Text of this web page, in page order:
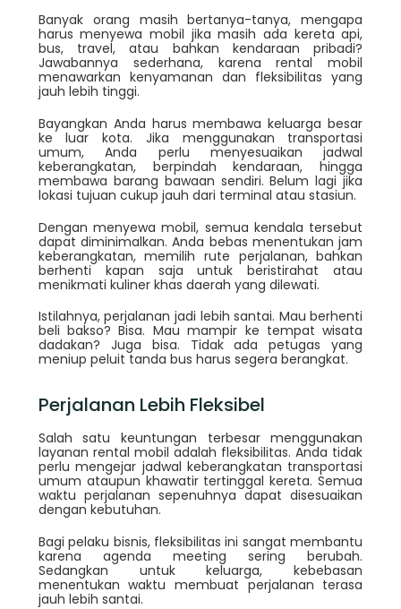
Banyak orang masih bertanya-tanya, mengapa
harus menyewa mobil jika masih ada kereta api,
bus, travel, atau bahkan kendaraan pribadi?
Jawabannya sederhana, karena rental mobil
menawarkan kenyamanan dan fleksibilitas yang
jauh lebih tinggi.
Bayangkan Anda harus membawa keluarga besar
ke luar kota. Jika menggunakan transportasi
umum, Anda perlu menyesuaikan jadwal
keberangkatan, berpindah kendaraan, hingga
membawa barang bawaan sendiri. Belum lagi jika
lokasi tujuan cukup jauh dari terminal atau stasiun.
Dengan menyewa mobil, semua kendala tersebut
dapat diminimalkan. Anda bebas menentukan jam
keberangkatan, memilih rute perjalanan, bahkan
berhenti kapan saja untuk beristirahat atau
menikmati kuliner khas daerah yang dilewati.
Istilahnya, perjalanan jadi lebih santai. Mau berhenti
beli bakso? Bisa. Mau mampir ke tempat wisata
dadakan? Juga bisa. Tidak ada petugas yang
meniup peluit tanda bus harus segera berangkat.
Perjalanan Lebih Fleksibel
Salah satu keuntungan terbesar menggunakan
layanan rental mobil adalah fleksibilitas. Anda tidak
perlu mengejar jadwal keberangkatan transportasi
umum ataupun khawatir tertinggal kereta. Semua
waktu perjalanan sepenuhnya dapat disesuaikan
dengan kebutuhan.
Bagi pelaku bisnis, fleksibilitas ini sangat membantu
karena agenda meeting sering berubah.
Sedangkan untuk keluarga, kebebasan
menentukan waktu membuat perjalanan terasa
jauh lebih santai.